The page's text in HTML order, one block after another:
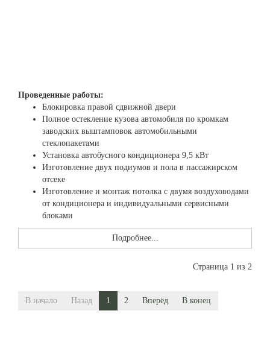
Проведенные работы:
Блокировка правой сдвижной двери
Полное остекление кузова автомобиля по кромкам
заводских выштамповок автомобильными
стеклопакетами
Установка автобусного кондиционера 9,5 кВт
Изготовление двух подиумов и пола в пассажирском
отсеке
Изготовление и монтаж потолка с двумя воздуховодами
от кондиционера и индивидуальными сервисными
блоками
Подробнее...
Страница 1 из 2
В начало Назад 1 2 Вперёд В конец